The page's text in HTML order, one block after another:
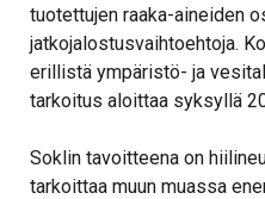
tuotettujen raaka-aineiden
jatkojalostusvaihtoehtoja.
erillistä ympäristö- ja
tarkoitus aloittaa syksyllä
Soklin tavoitteena on
tarkoittaa muun muassa